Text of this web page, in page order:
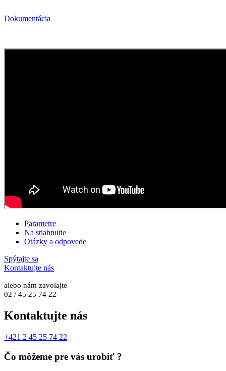
Dokumentácia
Parametre
Na stiahnutie
Otázky a odpovede
Spýtajte sa
Kontaktujte nás
alebo nám zavolajte
02 / 45 25 74 22
Kontaktujte nás
+421 2 45 25 74 22
Čo môžeme pre vás urobiť ?